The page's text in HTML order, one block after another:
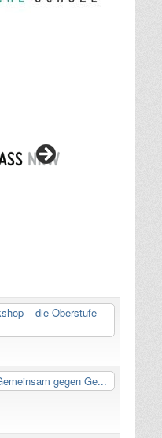
– die Oberstufe
gegen Ge...